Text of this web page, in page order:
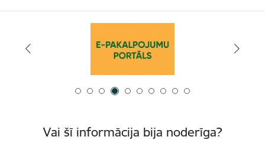
Vai šī informācija bija noderīga?